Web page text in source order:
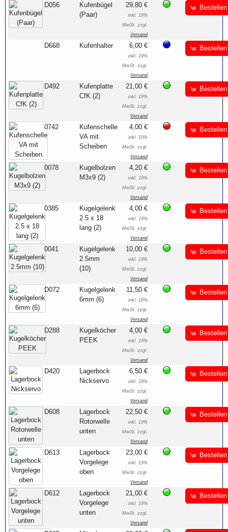
D056
Kufenbügel
(Paar)
29,80 €
inkl. 19%
MwSt. zzgl.
Versand
Bestellen
D668 Kufenhalter 6,00 €
inkl. 19%
MwSt. zzgl.
Versand
Bestellen
D492
Kufenplatte
CfK (2)
21,00 €
inkl. 19%
MwSt. zzgl.
Versand
Bestellen
0742
Kufenschelle
VA mit
Scheiben
4,00 €
inkl. 19%
MwSt. zzgl.
Versand
Bestellen
0078
Kugelbolzen
M3x9 (2)
4,20 €
inkl. 19%
MwSt. zzgl.
Versand
Bestellen
0385
Kugelgelenk
2.5 x 18
lang (2)
4,00 €
inkl. 19%
MwSt. zzgl.
Versand
Bestellen
0041
Kugelgelenk
2.5mm
(10)
10,00 €
inkl. 19%
MwSt. zzgl.
Versand
Bestellen
D072
Kugelgelenk
6mm (6)
11,50 €
inkl. 19%
MwSt. zzgl.
Versand
Bestellen
D288
Kugelköcher
PEEK
4,00 €
inkl. 19%
MwSt. zzgl.
Versand
Bestellen
D420
Lagerbock
Nickservo
6,50 €
inkl. 19%
MwSt. zzgl.
Versand
Bestellen
D608
Lagerbock
Rotorwelle
unten
22,50 €
inkl. 19%
MwSt. zzgl.
Versand
Bestellen
D613
Lagerbock
Vorgelege
oben
23,00 €
inkl. 19%
MwSt. zzgl.
Versand
Bestellen
D612
Lagerbock
Vorgelege
unten
21,00 €
inkl. 19%
MwSt. zzgl.
Versand
Bestellen